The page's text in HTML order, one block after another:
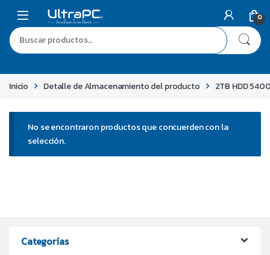
0
Inicio Detalle de Almacenamiento del producto 2TB HDD
No se encontraron productos que concuerden con la
selección.
Categorías